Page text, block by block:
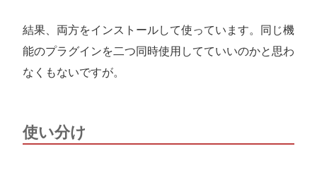
結果、両方をインストールして使っています。同じ機
能のプラグインを二つ同時使用してていいのかと思わ
なくもないですが。
使い分け